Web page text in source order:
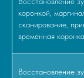
коронкой,
сканирование,
временная
Восстановление